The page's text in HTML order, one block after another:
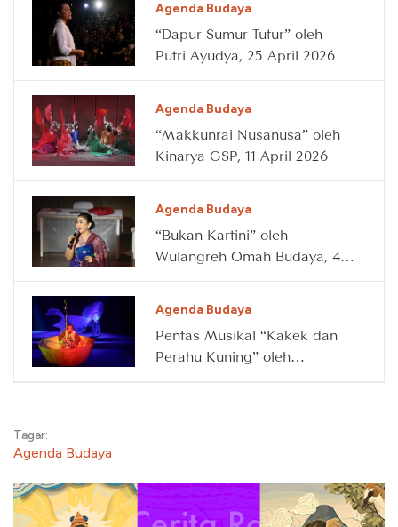
Agenda Budaya
“Dapur Sumur Tutur” oleh
Putri Ayudya, 25 April 2026
Agenda Budaya
“Makkunrai Nusanusa” oleh
Kinarya GSP, 11 April 2026
Agenda Budaya
“Bukan Kartini” oleh
Wulangreh Omah Budaya, 4
Agenda Budaya
Pentas Musikal “Kakek dan
Perahu Kuning” oleh
Tagar:
Agenda Budaya